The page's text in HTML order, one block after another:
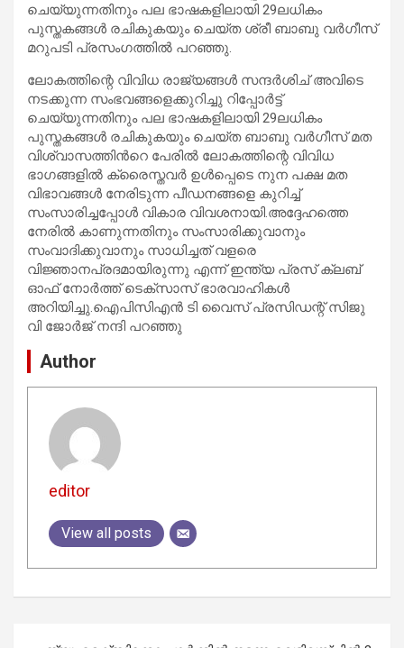
ചെയ്യുന്നതിനും പല ഭാഷകളിലായി 29ലധികം
പുസ്തകങ്ങൾ രചികുകയും ചെയ്ത ശ്രീ ബാബു വർഗീസ്
മറുപടി പ്രസംഗത്തിൽ പറഞ്ഞു.
ലോകത്തിന്റെ വിവിധ രാജ്യങ്ങൾ സന്ദർശിച് അവിടെ
നടക്കുന്ന സംഭവങ്ങളെക്കുറിച്ചു റിപ്പോർട്ട്
ചെയ്യുന്നതിനും പല ഭാഷകളിലായി 29ലധികം
പുസ്തകങ്ങൾ രചികുകയും ചെയ്ത ബാബു വർഗീസ് മത
വിശ്വാസത്തിൻറെ പേരിൽ ലോകത്തിന്റെ വിവിധ
ഭാഗങ്ങളിൽ ക്രൈസ്തവർ ഉൾപ്പെടെ നുന പക്ഷ മത
വിഭാവങ്ങൾ നേരിടുന്ന പീഡനങ്ങളെ കുറിച്ച്
സംസാരിച്ചപ്പോൾ വികാര വിവശനായി.അദ്ദേഹത്തെ
നേരിൽ കാണുന്നതിനും സംസാരിക്കുവാനും
സംവാദിക്കുവാനും സാധിച്ചത് വളരെ
വിജ്ഞാനപ്രദമായിരുന്നു എന്ന് ഇന്ത്യ പ്രസ് ക്ലബ്
ഓഫ് നോർത്ത് ടെക്സാസ് ഭാരവാഹികൾ
അറിയിച്ചു.ഐപിസിഎൻ ടി വൈസ് പ്രസിഡന്റ് സിജു
വി ജോർജ് നന്ദി പറഞ്ഞു
Author
editor
View all posts